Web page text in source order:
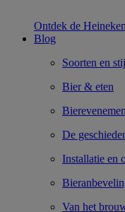
Ontdek de
Blog
Soorten en
Bier & eten
De
Installatie en
Van het